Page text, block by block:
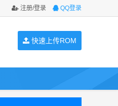
注册/登录 QQ登录
快速上传ROM